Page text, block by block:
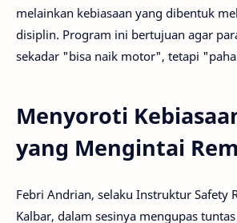
melainkan kebiasaan yang dibentuk
disiplin. Program ini bertujuan agar
sekadar "bisa naik motor", tetapi
Menyoroti
yang Mengintai
Febri Andrian, selaku Instruktur Safety
Kalbar, dalam sesinya mengupas